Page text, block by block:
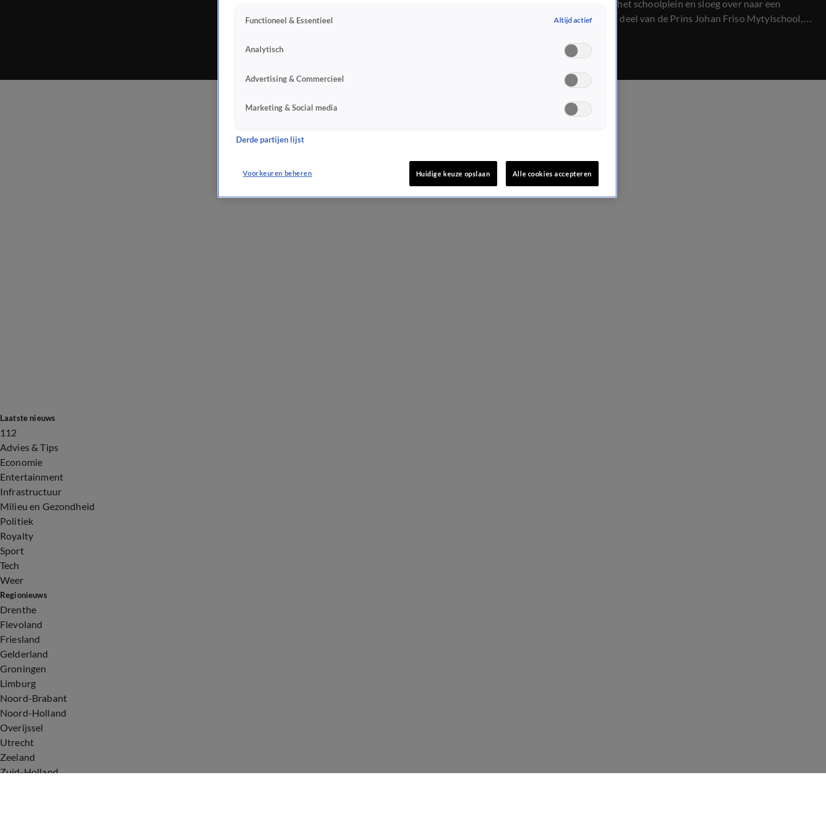
ontstond op het schoolplein en sloeg over naar een
aangrenzend deel van de Prins Johan Friso Mytylschool,
Laatste nieuws
112
Advies & Tips
Economie
Entertainment
Infrastructuur
Milieu en Gezondheid
Politiek
Royalty
Sport
Tech
Weer
Regionieuws
Drenthe
Flevoland
Friesland
Gelderland
Groningen
Limburg
Noord-Brabant
Noord-Holland
Overijssel
Utrecht
Zeeland
Zuid-Holland
Functioneel & Essentieel Altijd actief
Analytisch
Advertising & Commercieel
Marketing & Social media
Derde partijen lijst
Voorkeuren beheren Huidige keuze opslaan Alle cookies accepteren